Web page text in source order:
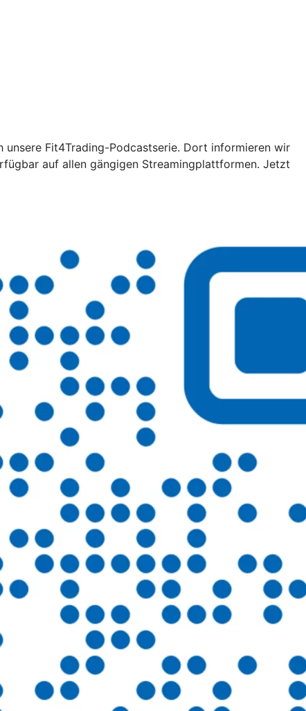
Fit4Trading-Podcastserie. Dort informieren wir
auf allen gängigen Streamingplattformen. Jetzt